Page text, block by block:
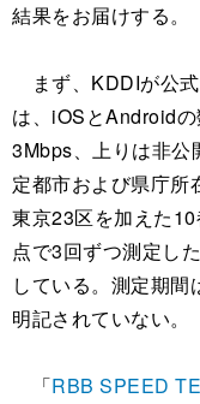
結果をお届けする。
まず、KDDIが公式
は、iOSとAndroid
3Mbps、上りは非公
定都市および県庁所
東京23区を加えた
点で3回ずつ測定し
している。測定期
明記されていない。
「RBB SPEED